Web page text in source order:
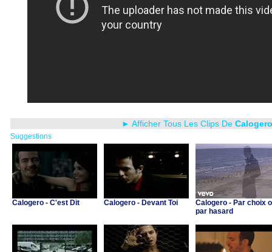
► Afficher Tous Les Clips De Calogero
Suggestions
Calogero - C'est Dit Calogero - Devant Toi
Calogero - Par choix
par hasard